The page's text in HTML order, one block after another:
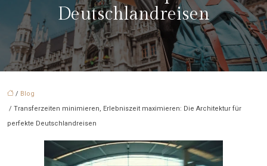
Deutschlandreisen
/ Blog
/ Transferzeiten minimieren, Erlebniszeit maximieren: Die Architektur für
perfekte Deutschlandreisen